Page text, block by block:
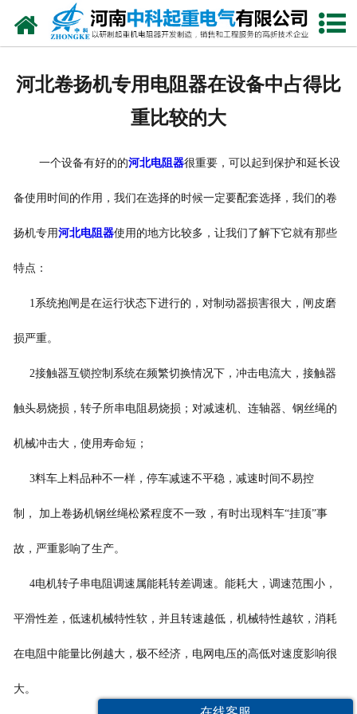
网站首页
河北卷扬机专用电阻器在设备中占得比
重比较的大
一个设备有好的的河北电阻器很重要，可以起到保护和延长设
备使用时间的作用，我们在选择的时候一定要配套选择，我们的卷
扬机专用河北电阻器使用的地方比较多，让我们了解下它就有那些
特点：
1系统抱闸是在运行状态下进行的，对制动器损害很大，闸皮磨
损严重。
2接触器互锁控制系统在频繁切换情况下，冲击电流大，接触器
触头易烧损，转子所串电阻易烧损；对减速机、连轴器、钢丝绳的
机械冲击大，使用寿命短；
3料车上料品种不一样，停车减速不平稳，减速时间不易控
制， 加上卷扬机钢丝绳松紧程度不一致，有时出现料车“挂顶”事
故，严重影响了生产。
4电机转子串电阻调速属能耗转差调速。能耗大，调速范围小，
平滑性差，低速机械特性软，并且转速越低，机械特性越软，消耗
在电阻中能量比例越大，极不经济，电网电压的高低对速度影响很
大。